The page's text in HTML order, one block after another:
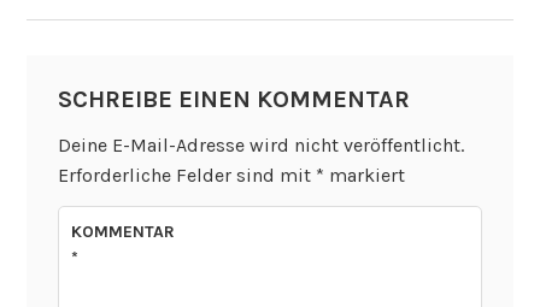
SCHREIBE EINEN KOMMENTAR
Deine E-Mail-Adresse wird nicht veröffentlicht.
Erforderliche Felder sind mit * markiert
KOMMENTAR
*